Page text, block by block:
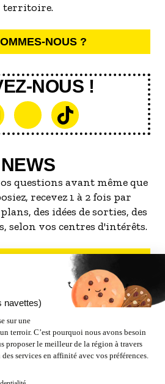
territoire.
NOUS ?
NOUS !
NEWS
questions avant même que
recevez 1 à 2 fois par
des idées de sorties, des
selon vos centres d'intérêts.
À LA NEWSLETTER